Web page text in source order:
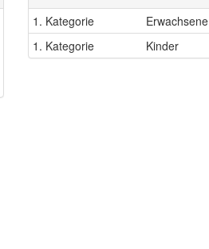
1. Kategorie Erwachsene
1. Kategorie
Kinder